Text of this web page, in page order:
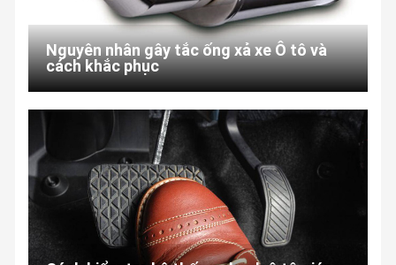
Nguyên nhân gây tắc ống xả xe Ô tô và
cách khắc phục